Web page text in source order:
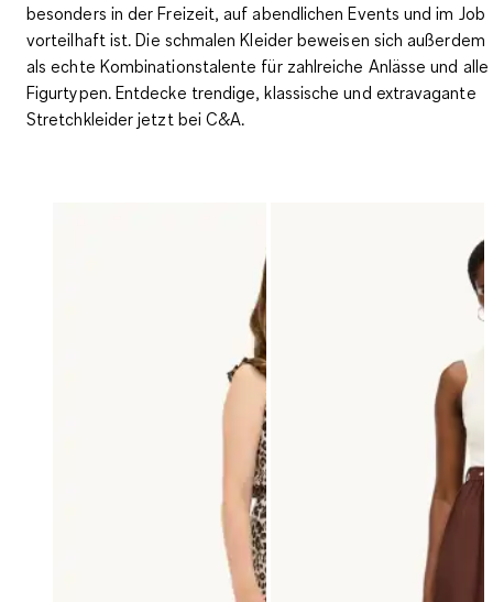
besonders in der Freizeit, auf abendlichen Events und im Job
vorteilhaft ist. Die schmalen Kleider beweisen sich außerdem
als echte Kombinationstalente für zahlreiche Anlässe und alle
Figurtypen. Entdecke trendige, klassische und extravagante
Stretchkleider jetzt bei C&A.